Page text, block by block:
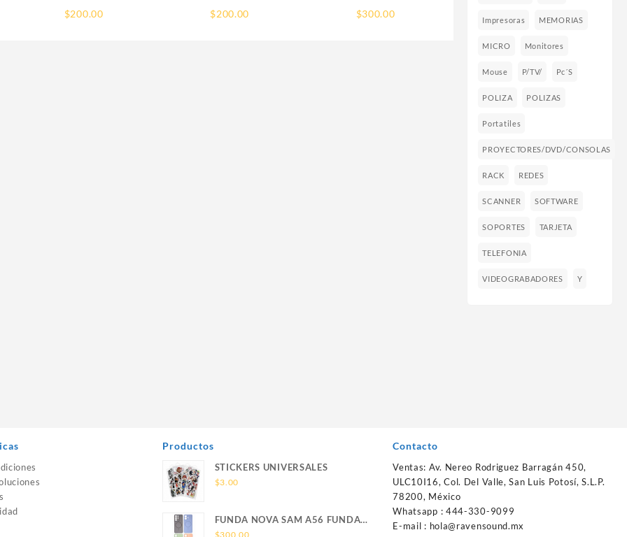
LEATHER WALLET
$200.00
RHINOGLASS
$200.00 $300.00
Impresoras MEMORIAS
MICRO Monitores
Mouse P/TV/ Pc´s
POLIZA POLIZAS
Portatiles
PROYECTORES/DVD/CONSOLAS
RACK REDES
SCANNER SOFTWARE
SOPORTES TARJETA
TELEFONIA
VIDEOGRABADORES Y
Productos
STICKERS UNIVERSALES
$3.00
FUNDA NOVA SAM A56 FUNDA
SILICONA SIN SOPORTE
$300.00
Contacto
Ventas: Av. Nereo Rodriguez Barragán 450,
ULC10I16, Col. Del Valle, San Luis Potosí, S.L.P.
78200, México
Whatsapp : 444-330-9099
E-mail : hola@ravensound.mx